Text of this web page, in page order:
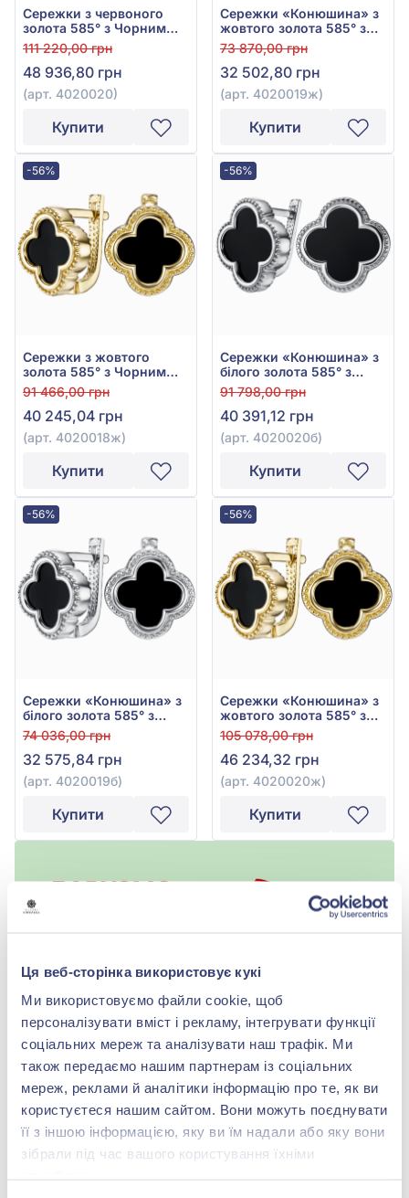
Ця веб-сторінка використовує кукі
Ми використовуємо файли cookie, щоб
персоналізувати вміст і рекламу, інтегрувати функції
соціальних мереж та аналізувати наш трафік. Ми
також передаємо нашим партнерам із соціальних
мереж, реклами й аналітики інформацію про те, як ви
користуєтеся нашим сайтом. Вони можуть поєднувати
її з іншою інформацією, яку ви їм надали або яку вони
зібрали під час вашого користування їхніми
Сережки з червоного
золота 585° з Чорним
Оніксом, арт. 4020020
111 220,00 грн
48 936,80 грн
(арт. 4020020)
Купити
Сережки «Конюшина» з
жовтого золота 585° з
Чорним Оніксом, арт.
4020019ж
73 870,00 грн
32 502,80 грн
(арт. 4020019ж)
Купити
-56%
Сережки з жовтого
золота 585° з Чорним
Оніксом, арт. 4020018ж
91 466,00 грн
40 245,04 грн
(арт. 4020018ж)
Купити
-56%
Сережки «Конюшина» з
білого золота 585° з
Чорним Оніксом, арт.
4020020б
91 798,00 грн
40 391,12 грн
(арт. 4020020б)
Купити
-56%
Сережки «Конюшина» з
білого золота 585° з
Чорним Оніксом, арт.
4020019б
74 036,00 грн
32 575,84 грн
(арт. 4020019б)
Купити
-56%
Сережки «Конюшина» з
жовтого золота 585° з
Чорним Оніксом, арт.
4020020ж
105 078,00 грн
46 234,32 грн
(арт. 4020020ж)
Купити